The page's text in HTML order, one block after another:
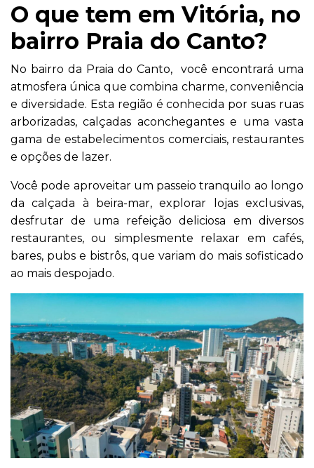
O que tem em Vitória, no
bairro Praia do Canto?
No bairro da Praia do Canto, você encontrará uma
atmosfera única que combina charme, conveniência
e diversidade. Esta região é conhecida por suas ruas
arborizadas, calçadas aconchegantes e uma vasta
gama de estabelecimentos comerciais, restaurantes
e opções de lazer.
Você pode aproveitar um passeio tranquilo ao longo
da calçada à beira-mar, explorar lojas exclusivas,
desfrutar de uma refeição deliciosa em diversos
restaurantes, ou simplesmente relaxar em cafés,
bares, pubs e bistrôs, que variam do mais sofisticado
ao mais despojado.